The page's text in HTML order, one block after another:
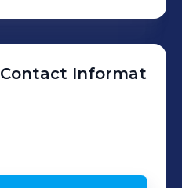
Contact Informat